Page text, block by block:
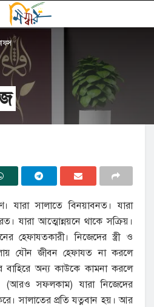
যারা সালাতে বিনয়াবনত। যারা
যারা আত্মোন্নয়নে থাকে সক্রিয়।
হেফাযতকারী। নিজেদের স্ত্রী ও
যৌন জীবন হেফাযত না করলে
বাহিরে অন্য কাউকে কামনা করলে
(আরও সফলকাম) যারা নিজেদের
সালাতের প্রতি যত্নবান হয়। আর